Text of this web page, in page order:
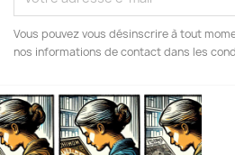
Vous pouvez vous désinscrire à tout
nos informations de contact dans les